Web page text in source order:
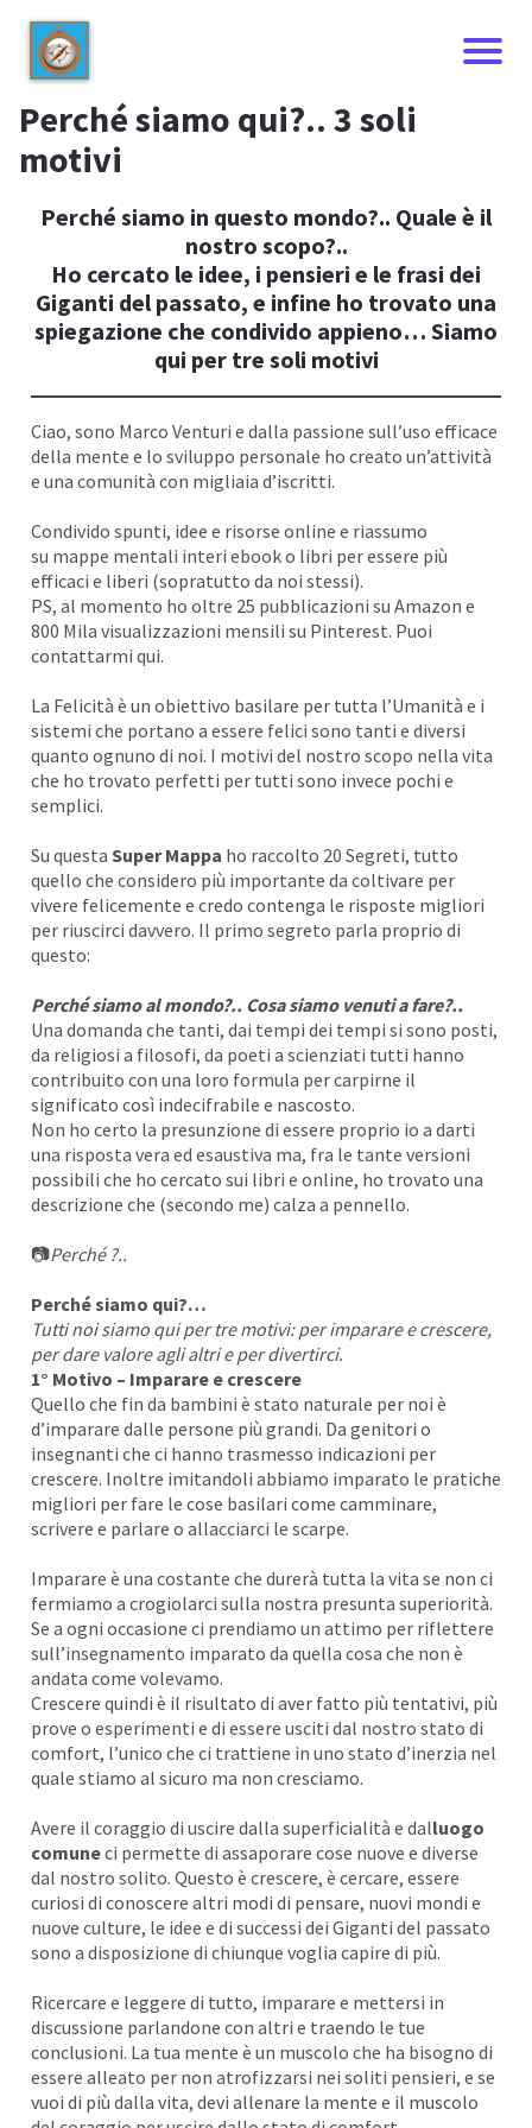
Perché siamo qui?.. 3 soli
motivi
Perché siamo in questo mondo?.. Quale è il
nostro scopo?..
Ho cercato le idee, i pensieri e le frasi dei
Giganti del passato, e infine ho trovato una
spiegazione che condivido appieno… Siamo
qui per tre soli motivi
Ciao, sono Marco Venturi e dalla passione sull’uso efficace
della mente e lo sviluppo personale ho creato un’attività
e una comunità con migliaia d’iscritti.
Condivido spunti, idee e risorse online e riassumo
su mappe mentali interi ebook o libri per essere più
efficaci e liberi (sopratutto da noi stessi).
PS, al momento ho oltre 25 pubblicazioni su Amazon e
800 Mila visualizzazioni mensili su Pinterest. Puoi
contattarmi qui.
La Felicità è un obiettivo basilare per tutta l’Umanità e i
sistemi che portano a essere felici sono tanti e diversi
quanto ognuno di noi. I motivi del nostro scopo nella vita
che ho trovato perfetti per tutti sono invece pochi e
semplici.
Su questa Super Mappa ho raccolto 20 Segreti, tutto
quello che considero più importante da coltivare per
vivere felicemente e credo contenga le risposte migliori
per riuscirci davvero. Il primo segreto parla proprio di
questo:
Perché siamo al mondo?.. Cosa siamo venuti a fare?..
Una domanda che tanti, dai tempi dei tempi si sono posti,
da religiosi a filosofi, da poeti a scienziati tutti hanno
contribuito con una loro formula per carpirne il
significato così indecifrabile e nascosto.
Non ho certo la presunzione di essere proprio io a darti
una risposta vera ed esaustiva ma, fra le tante versioni
possibili che ho cercato sui libri e online, ho trovato una
descrizione che (secondo me) calza a pennello.
📷Perché ?..
Perché siamo qui?…
Tutti noi siamo qui per tre motivi: per imparare e crescere,
per dare valore agli altri e per divertirci.
1° Motivo – Imparare e crescere
Quello che fin da bambini è stato naturale per noi è
d’imparare dalle persone più grandi. Da genitori o
insegnanti che ci hanno trasmesso indicazioni per
crescere. Inoltre imitandoli abbiamo imparato le pratiche
migliori per fare le cose basilari come camminare,
scrivere e parlare o allacciarci le scarpe.
Imparare è una costante che durerà tutta la vita se non ci
fermiamo a crogiolarci sulla nostra presunta superiorità.
Se a ogni occasione ci prendiamo un attimo per riflettere
sull’insegnamento imparato da quella cosa che non è
andata come volevamo.
Crescere quindi è il risultato di aver fatto più tentativi, più
prove o esperimenti e di essere usciti dal nostro stato di
comfort, l’unico che ci trattiene in uno stato d’inerzia nel
quale stiamo al sicuro ma non cresciamo.
Avere il coraggio di uscire dalla superficialità e dalluogo
comuneci permette di assaporare cose nuove e diverse
dal nostro solito. Questo è crescere, è cercare, essere
curiosi di conoscere altri modi di pensare, nuovi mondi e
nuove culture, le idee e di successi dei Giganti del passato
sono a disposizione di chiunque voglia capire di più.
Ricercare e leggere di tutto, imparare e mettersi in
discussione parlandone con altri e traendo le tue
conclusioni. La tua mente è un muscolo che ha bisogno di
essere alleato per non atrofizzarsi nei soliti pensieri, e se
vuoi di più dalla vita, devi allenare la mente e il muscolo